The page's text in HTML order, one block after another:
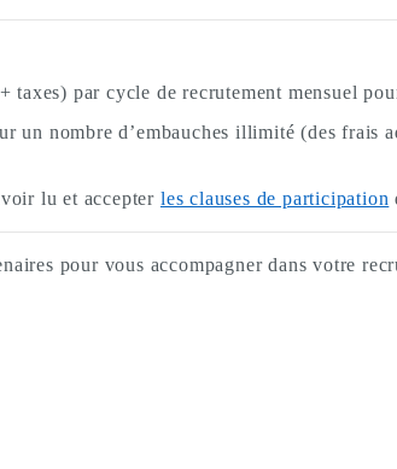
taxes) par cycle de recrutement mensuel
un nombre d’embauches illimité (des frais
lu et accepter les clauses de participation
pour vous accompagner dans votre